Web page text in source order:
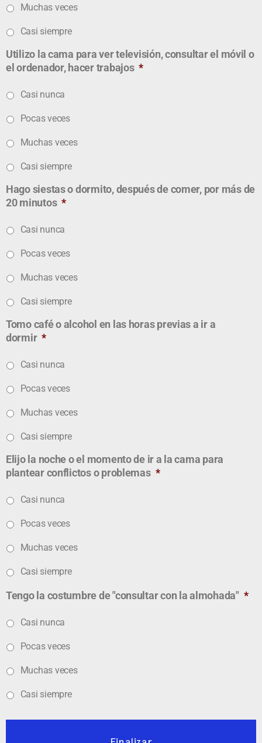
Muchas veces
Casi siempre
Utilizo la cama para ver televisión, consultar el móvil o
el ordenador, hacer trabajos *
Casi nunca
Pocas veces
Muchas veces
Casi siempre
Hago siestas o dormito, después de comer, por más de
20 minutos *
Casi nunca
Pocas veces
Muchas veces
Casi siempre
Tomo café o alcohol en las horas previas a ir a
dormir *
Casi nunca
Pocas veces
Muchas veces
Casi siempre
Elijo la noche o el momento de ir a la cama para
plantear conflictos o problemas *
Casi nunca
Pocas veces
Muchas veces
Casi siempre
Tengo la costumbre de "consultar con la almohada" *
Casi nunca
Pocas veces
Muchas veces
Casi siempre